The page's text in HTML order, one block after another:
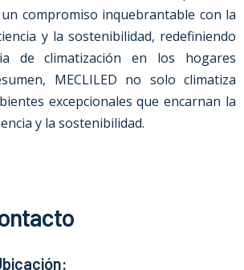
un compromiso inquebrantable con la
y la sostenibilidad, redefiniendo
de climatización en los hogares
MECLILED no solo climatiza
excepcionales que encarnan la
y la sostenibilidad.